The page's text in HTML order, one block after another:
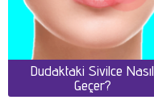
Dudaktaki Sivilce Nasıl
Geçer?